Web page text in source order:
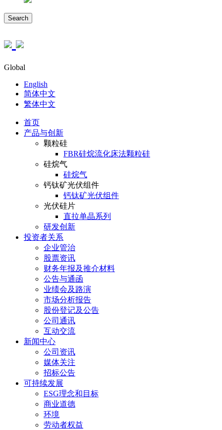
Search
Global
English
简体中文
繁体中文
首页
产品与创新
颗粒硅
FBR硅烷流化床法颗粒硅
硅烷气
硅烷气
钙钛矿光伏组件
钙钛矿光伏组件
光伏硅片
直拉单晶系列
研发创新
投资者关系
企业管治
股票资讯
财务年报及推介材料
公告与通函
业绩会及路演
市场分析报告
股份登记及公告
公司通讯
互动交流
新闻中心
公司资讯
媒体关注
招标公告
可持续发展
ESG理念和目标
商业道德
环境
劳动者权益